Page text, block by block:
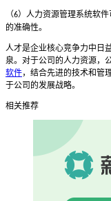
（6）人力资源管理系统软
的准确性。
人才是企业核心竞争力中日
泉。对于公司的人力资源，
软件，结合先进的技术和管
于公司的发展战略。
相关推荐